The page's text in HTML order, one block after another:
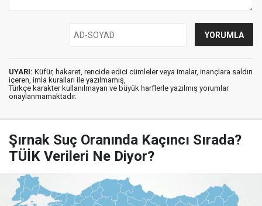
UYARI: Küfür, hakaret, rencide edici cümleler veya imalar, inançlara saldırı
içeren, imla kuralları ile yazılmamış,
Türkçe karakter kullanılmayan ve büyük harflerle yazılmış yorumlar
onaylanmamaktadır.
Şırnak Suç Oranında Kaçıncı Sırada?
TÜİK Verileri Ne Diyor?